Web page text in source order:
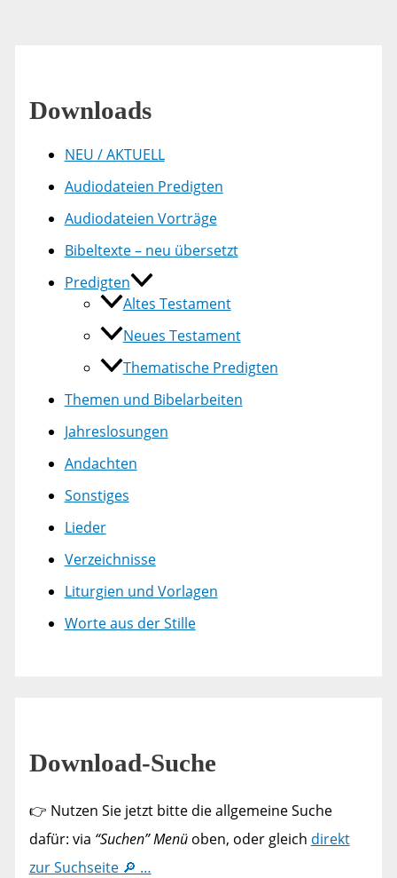
Downloads
NEU / AKTUELL
Audiodateien Predigten
Audiodateien Vorträge
Bibeltexte – neu übersetzt
Predigten
Altes Testament
Neues Testament
Thematische Predigten
Themen und Bibelarbeiten
Jahreslosungen
Andachten
Sonstiges
Lieder
Verzeichnisse
Liturgien und Vorlagen
Worte aus der Stille
Download-Suche
👉 Nutzen Sie jetzt bitte die allgemeine Suche
dafür: via “Suchen” Menüoben, oder gleich direkt
zur Suchseite 🔎 …